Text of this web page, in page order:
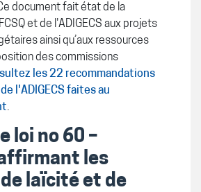
document fait état de la
et de l'ADIGECS aux projets
ainsi qu’aux ressources
des commissions
les 22 recommandations
l'ADIGECS faites au
.
loi no 60 –
les
laïcité et de